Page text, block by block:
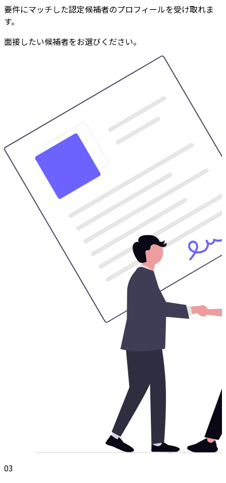
要件にマッチした認定候補者のプロフィールを受け取れま
す。
面接したい候補者をお選びください。
03